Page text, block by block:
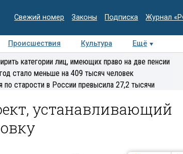
Свежий номер Законы Подписка Журнал
Происшествия Культура Ещё
Интервью Колумнисты
категории лиц, имеющих право на две пенсии
стало меньше на 409 тысяч человек
по старости в России превысила 27,2 тысячи
устанавливающий